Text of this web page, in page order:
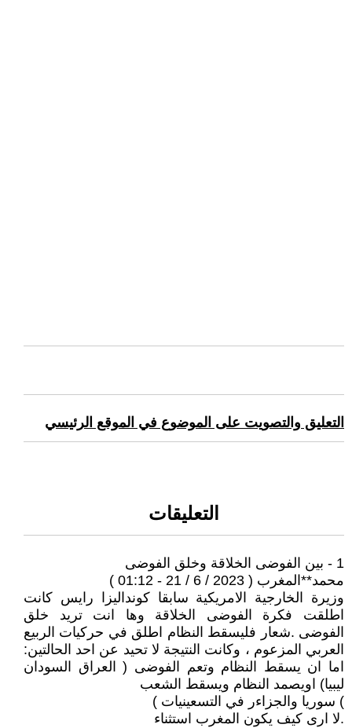
التعليق والتصويت على الموضوع في الموقع الرئيسي
التعليقات
1 - بين الفوضى الخلاقة وخلق الفوضى
محمد**المغرب ( 2023 / 6 / 21 - 01:12 )
وزيرة الخارجية الامريكية سابقا كونداليزا رايس كانت
اطلقت فكرة الفوضى الخلاقة وها انت تريد خلق
الفوضى .شعار فليسقط النظام اطلق في حركيات الربيع
العربي المزعوم ، وكانت النتيجة لا تحيد عن احد الحالتين:
اما ان يسقط النظام وتعم الفوضى ( العراق السودان
ليبيا) اويصمد النظام ويسقط الشعب
) سوريا والجزاءر في التسعينيات )
.لا ارى كيف يكون المغرب استثناء